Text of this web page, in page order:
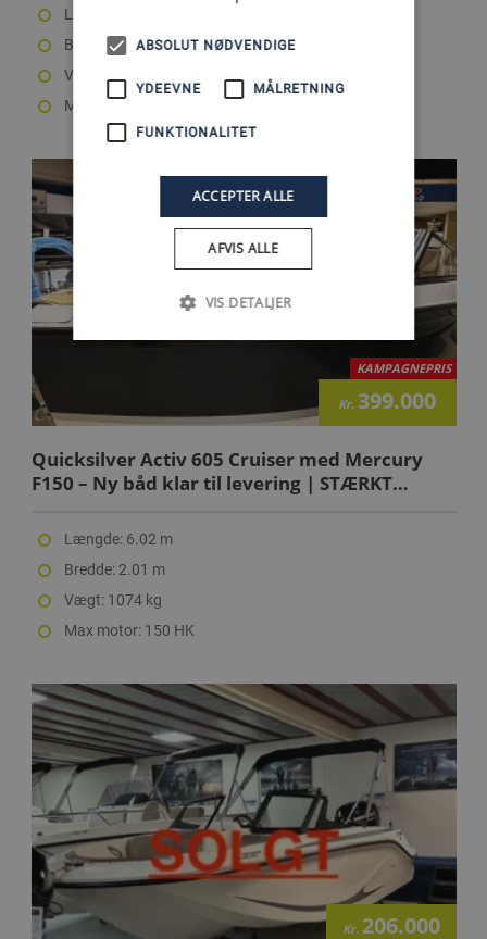
Længde: 5.5 m
Bredde: 2.29 m
Vægt: 865 kg
Max motor: 115 HK
KAMPAGNEPRIS
Kr. 399.000
Quicksilver Activ 605 Cruiser med Mercury
F150 – Ny båd klar til levering | STÆRKT
Længde: 6.02 m
Bredde: 2.01 m
Vægt: 1074 kg
Max motor: 150 HK
Kr. 206.000
ABSOLUT NØDVENDIGE
YDEEVNE MÅLRETNING
FUNKTIONALITET
ACCEPTER ALLE
AFVIS ALLE
VIS DETALJER